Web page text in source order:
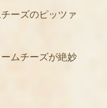
ーズのピッツァ
ムチーズが絶妙